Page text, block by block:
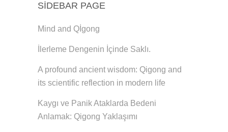
SIDEBAR PAGE
Mind and Qİgong
İlerleme Dengenin İçinde Saklı.
A profound ancient wisdom: Qigong and
its scientific reflection in modern life
Kaygı ve Panik Ataklarda Bedeni
Anlamak: Qigong Yaklaşımı